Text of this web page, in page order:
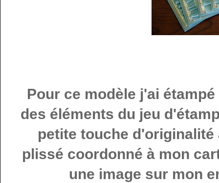
Pour ce modèle j'ai
des éléments du jeu
petite touche d'originalité
plissé coordonné à mon
une image sur mon